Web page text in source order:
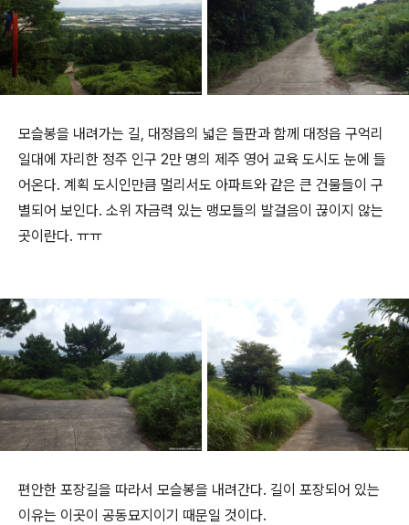
모슬봉을 내려가는 길, 대정읍의 넓은 들판과 함께 대정읍 구억리
일대에 자리한 정주 인구 2만 명의 제주 영어 교육 도시도 눈에 들
어온다. 계획 도시인만큼 멀리서도 아파트와 같은 큰 건물들이 구
별되어 보인다. 소위 자금력 있는 맹모들의 발걸음이 끊이지 않는
곳이란다. ㅠㅠ
편안한 포장길을 따라서 모슬봉을 내려간다. 길이 포장되어 있는
이유는 이곳이 공동묘지이기 때문일 것이다.